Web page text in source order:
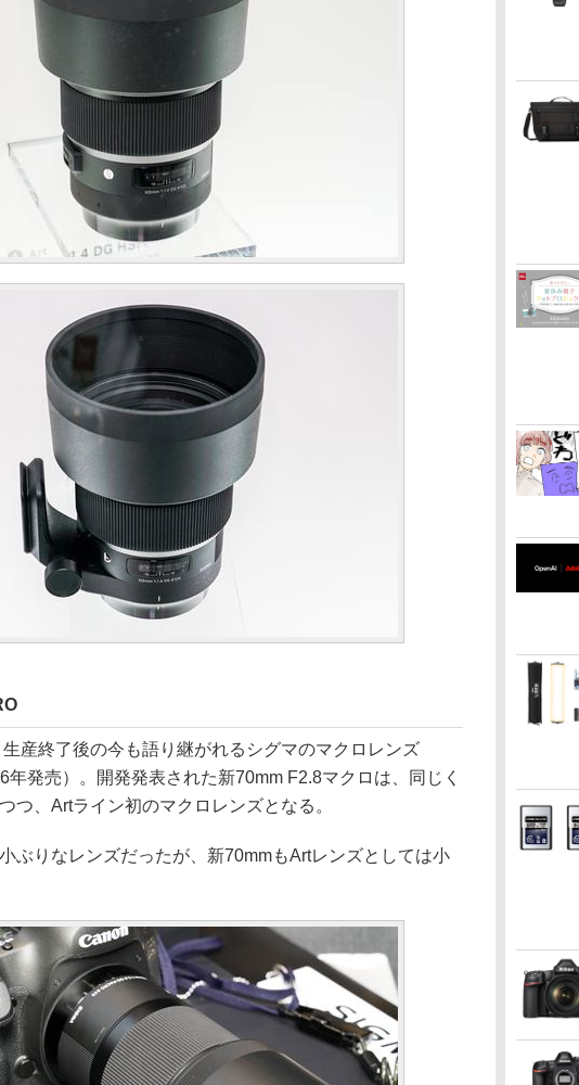
産終了後の今も語り継がれるシグマのマクロレンズ
年発売）。開発発表された新70mm F2.8マクロは、同じく
つ、Artライン初のマクロレンズとなる。
ぶりなレンズだったが、新70mmもArtレンズとしては小